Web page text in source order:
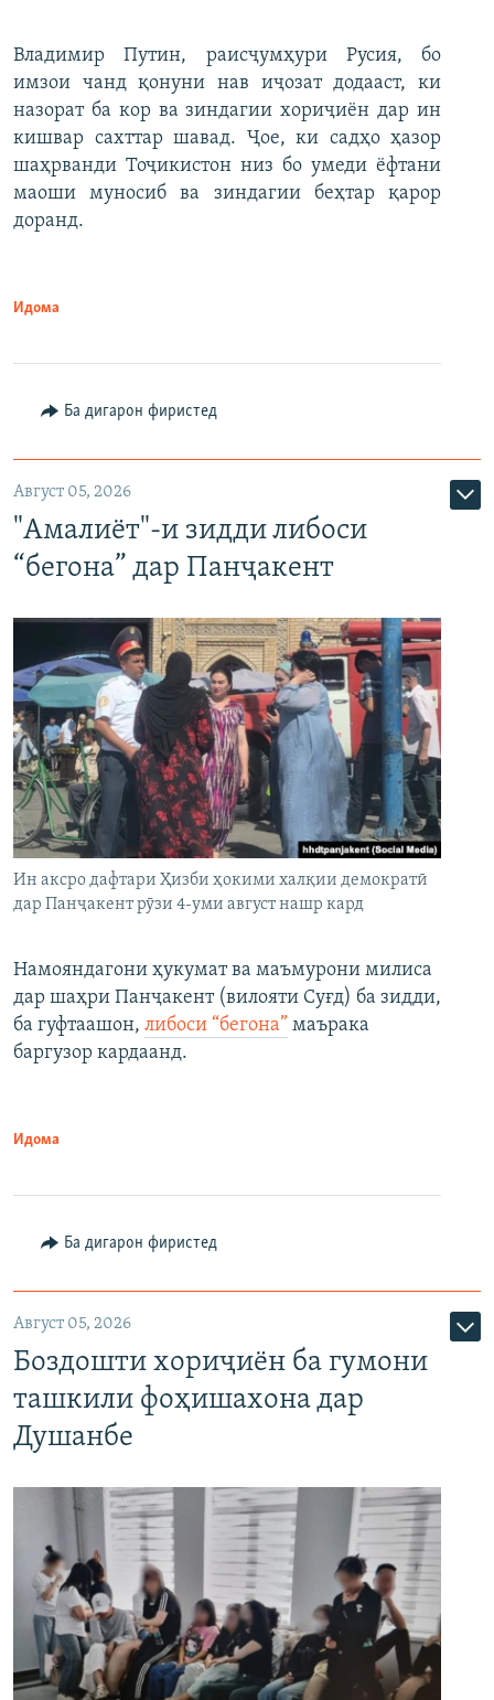
Владимир Путин, раисҷумҳури Русия, бо
имзои чанд қонуни нав иҷозат додааст, ки
назорат ба кор ва зиндагии хориҷиён дар ин
кишвар сахттар шавад. Ҷое, ки садҳо ҳазор
шаҳрванди Тоҷикистон низ бо умеди ёфтани
маоши муносиб ва зиндагии беҳтар қарор
доранд.
Идома
Ба дигарон фиристед
Август 05, 2026
"Амалиёт"-и зидди либоси
“бегона” дар Панҷакент
Ин аксро дафтари Ҳизби ҳокими халқии демократӣ
дар Панҷакент рӯзи 4-уми август нашр кард
Намояндагони ҳукумат ва маъмурони милиса
дар шаҳри Панҷакент (вилояти Суғд) ба зидди,
ба гуфтаашон, либоси “бегона” маърака
баргузор кардаанд.
Идома
Ба дигарон фиристед
Август 05, 2026
Боздошти хориҷиён ба гумони
ташкили фоҳишахона дар
Душанбе